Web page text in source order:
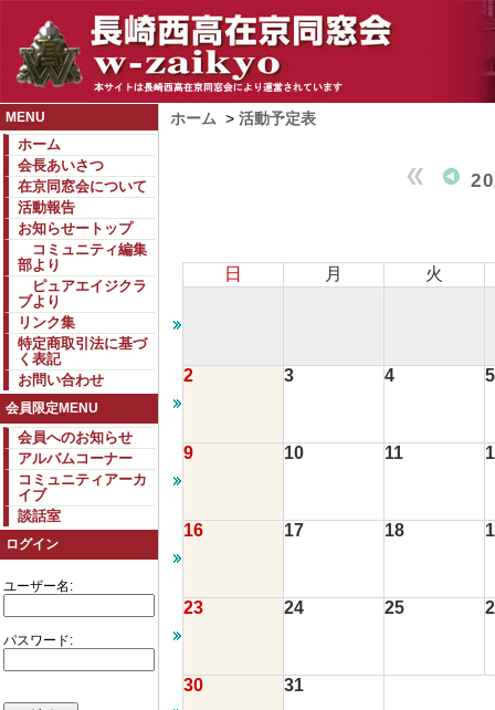
MENU
ホーム
会長あいさつ
在京同窓会について
活動報告
お知らせートップ
コミュニティ編集
部より
ピュアエイジクラ
ブより
リンク集
特定商取引法に基づ
く表記
お問い合わせ
会員限定MENU
会員へのお知らせ
アルバムコーナー
コミュニティアーカ
イブ
談話室
ログイン
ユーザー名:
パスワード:
ホーム > 活動予定表
日 月 火
2 3 4 5
9 10 11
16 17 18
23 24 25
30 31